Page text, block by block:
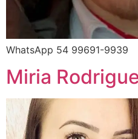
WhatsApp 54 99691-9939
Miria